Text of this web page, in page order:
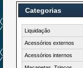
Categorias
Liquidação
Acessórios externos
Acessórios internos